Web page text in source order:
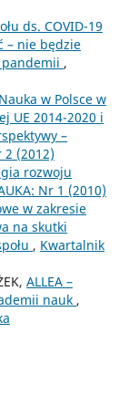
ds. COVID-19
– nie będzie
,
Nauka w Polsce w
UE 2014-2020 i
–
2 (2012)
rozwoju
Nr 1 (2010)
w zakresie
na skutki
, Kwartalnik
ALLEA –
nauk ,